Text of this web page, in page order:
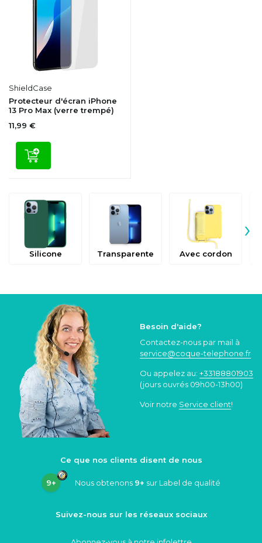
ShieldCase
Protecteur d'écran iPhone
13 Pro Max (verre trempé)
11,99 €
Silicone Transparente Avec cordon
›
Besoin d'aide?
Contactez-nous par mail à
service@coque-telephone.fr
Ou appelez au: +33188801903
(jours ouvrés 09h00-13h00)
Voir notre Service client!
Ce que nos clients disent de nous
9+ Nous obtenons 9+ sur Label de qualité
Suivez-nous sur les réseaux sociaux